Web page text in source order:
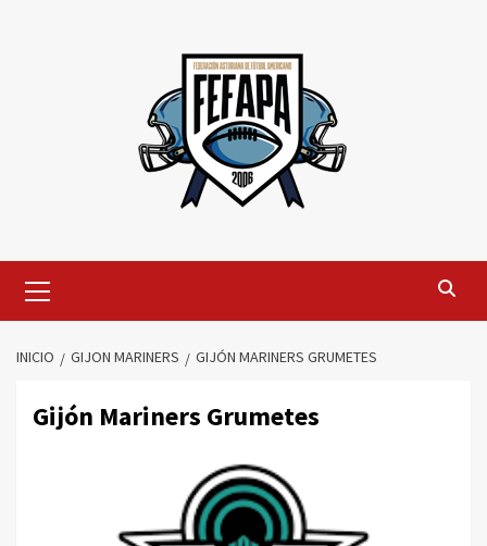
primario
INICIO GIJON MARINERS GIJÓN MARINERS GRUMETES
Gijón Mariners Grumetes